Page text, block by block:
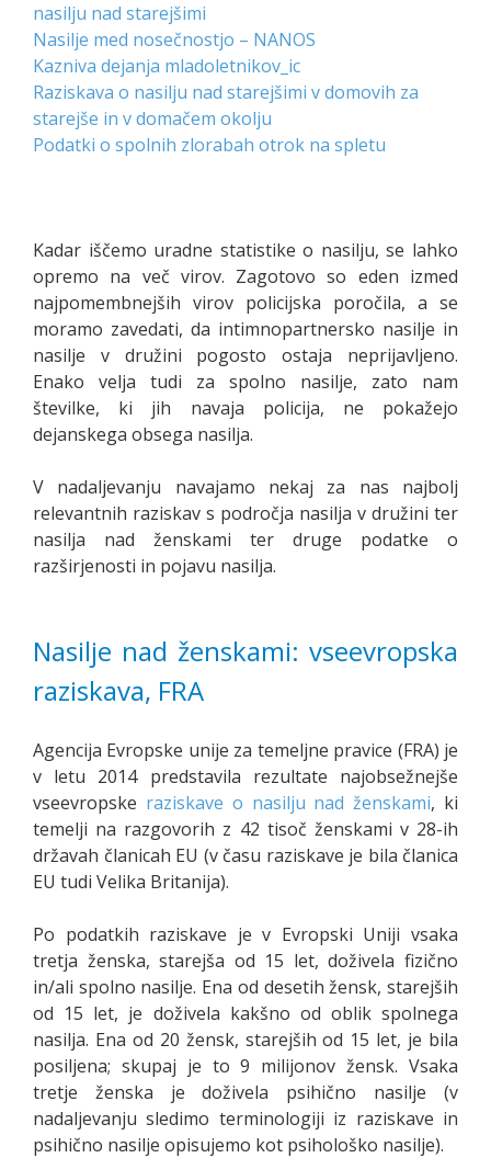
nasilju nad starejšimi
Nasilje med nosečnostjo – NANOS
Kazniva dejanja mladoletnikov_ic
Raziskava o nasilju nad starejšimi v domovih za
starejše in v domačem okolju
Podatki o spolnih zlorabah otrok na spletu
Kadar iščemo uradne statistike o nasilju, se lahko
opremo na več virov. Zagotovo so eden izmed
najpomembnejših virov policijska poročila, a se
moramo zavedati, da intimnopartnersko nasilje in
nasilje v družini pogosto ostaja neprijavljeno.
Enako velja tudi za spolno nasilje, zato nam
številke, ki jih navaja policija, ne pokažejo
dejanskega obsega nasilja.
V nadaljevanju navajamo nekaj za nas najbolj
relevantnih raziskav s področja nasilja v družini ter
nasilja nad ženskami ter druge podatke o
razširjenosti in pojavu nasilja.
Nasilje nad ženskami: vseevropska
raziskava, FRA
Agencija Evropske unije za temeljne pravice (FRA) je
v letu 2014 predstavila rezultate najobsežnejše
vseevropske raziskave o nasilju nad ženskami, ki
temelji na razgovorih z 42 tisoč ženskami v 28-ih
državah članicah EU (v času raziskave je bila članica
EU tudi Velika Britanija).
Po podatkih raziskave je v Evropski Uniji vsaka
tretja ženska, starejša od 15 let, doživela fizično
in/ali spolno nasilje. Ena od desetih žensk, starejših
od 15 let, je doživela kakšno od oblik spolnega
nasilja. Ena od 20 žensk, starejših od 15 let, je bila
posiljena; skupaj je to 9 milijonov žensk. Vsaka
tretje ženska je doživela psihično nasilje (v
nadaljevanju sledimo terminologiji iz raziskave in
psihično nasilje opisujemo kot psihološko nasilje).